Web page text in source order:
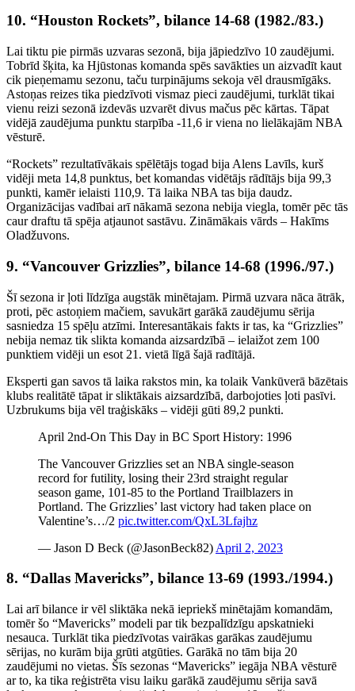
10. “Houston Rockets”, bilance 14-68 (1982./83.)
Lai tiktu pie pirmās uzvaras sezonā, bija jāpiedzīvo 10 zaudējumi.
Tobrīd šķita, ka Hjūstonas komanda spēs savākties un aizvadīt kaut
cik pieņemamu sezonu, taču turpinājums sekoja vēl drausmīgāks.
Astoņas reizes tika piedzīvoti vismaz pieci zaudējumi, turklāt tikai
vienu reizi sezonā izdevās uzvarēt divus mačus pēc kārtas. Tāpat
vidējā zaudējuma punktu starpība -11,6 ir viena no lielākajām NBA
vēsturē.
“Rockets” rezultatīvākais spēlētājs togad bija Alens Lavīls, kurš
vidēji meta 14,8 punktus, bet komandas vidētājs rādītājs bija 99,3
punkti, kamēr ielaisti 110,9. Tā laika NBA tas bija daudz.
Organizācijas vadībai arī nākamā sezona nebija viegla, tomēr pēc tās
caur draftu tā spēja atjaunot sastāvu. Zināmākais vārds – Hakīms
Oladžuvons.
9. “Vancouver Grizzlies”, bilance 14-68 (1996./97.)
Šī sezona ir ļoti līdzīga augstāk minētajam. Pirmā uzvara nāca ātrāk,
proti, pēc astoņiem mačiem, savukārt garākā zaudējumu sērija
sasniedza 15 spēļu atzīmi. Interesantākais fakts ir tas, ka “Grizzlies”
nebija nemaz tik slikta komanda aizsardzībā – ielaižot zem 100
punktiem vidēji un esot 21. vietā līgā šajā radītājā.
Eksperti gan savos tā laika rakstos min, ka tolaik Vankūverā bāzētais
klubs realitātē tāpat ir sliktākais aizsardzībā, darbojoties ļoti pasīvi.
Uzbrukums bija vēl traģiskāks – vidēji gūti 89,2 punkti.
April 2nd-On This Day in BC Sport History: 1996
The Vancouver Grizzlies set an NBA single-season
record for futility, losing their 23rd straight regular
season game, 101-85 to the Portland Trailblazers in
Portland. The Grizzlies’ last victory had taken place on
Valentine’s…/2 pic.twitter.com/QxL3Lfajhz
— Jason D Beck (@JasonBeck82) April 2, 2023
8. “Dallas Mavericks”, bilance 13-69 (1993./1994.)
Lai arī bilance ir vēl sliktāka nekā iepriekš minētajām komandām,
tomēr šo “Mavericks” modeli par tik bezpalīdzīgu apskatnieki
nesauca. Turklāt tika piedzīvotas vairākas garākas zaudējumu
sērijas, no kurām bija grūti atgūties. Garākā no tām bija 20
zaudējumi no vietas. Šīs sezonas “Mavericks” iegāja NBA vēsturē
ar to, ka tika reģistrēta visu laiku garākā zaudējumu sērija savā